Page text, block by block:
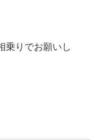
乗りでお願いし